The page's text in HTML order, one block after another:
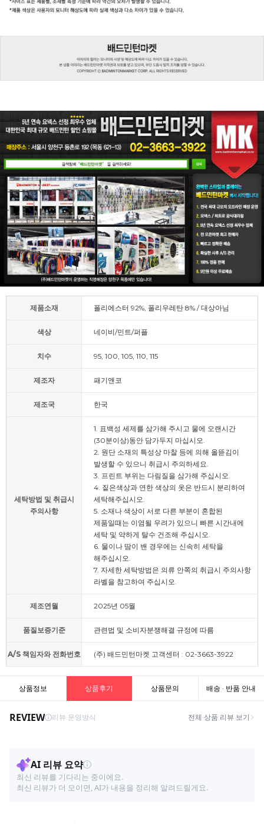
제품소재 폴리에스터 92%, 폴리우레탄 8% / 대상아님
색상 네이비/민트/퍼플
치수 95, 100, 105, 110, 115
제조자 패기앤코
제조국 한국
세탁방법 및 취급시
주의사항
1. 표백성 세제를 삼가해 주시고 물에 오랜시간
(30분이상)동안 담가두지 마십시오.
2. 원단 소재의 특성상 마찰 등에 의해 올뜯김이
발생할 수 있으니 취급시 주의하세요.
3. 프린트 부위는 다림질을 삼가해 주십시오.
4. 짙은색상과 연한 색상의 옷은 반드시 분리하여
세탁해주십시오.
5. 소재나 색상이 서로 다른 부분이 혼합된
제품일때는 이염될 우려가 있으니 빠른 시간내에
세탁 및 약하게 탈수 건조해 주십시오.
6. 물이나 땀이 밴 경우에는 신속히 세탁을
해주십시오.
7. 자세한 세탁방법은 의류 안쪽의 취급시 주의사항
라벨을 참고하여 주십시오.
제조연월 2025년 05월
품질보증기준 관련법 및 소비자분쟁해결 규정에 따름
A/S 책임자와 전화번호 (주) 배드민턴마켓 고객센터 : 02-3663-3922
상품정보 상품후기 상품문의 배송 · 반품 안내